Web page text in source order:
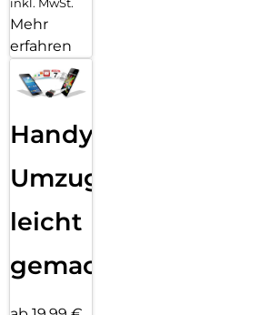
Mehr
erfahren
Handy
Umzug
leicht
gemacht!